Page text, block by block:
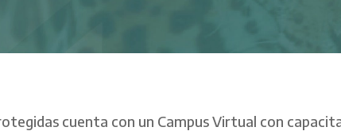
cuenta con un Campus Virtual con